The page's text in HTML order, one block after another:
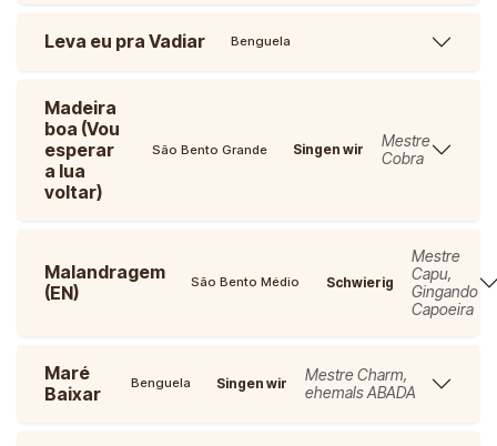
Leva eu pra Vadiar Benguela
Madeira
boa (Vou
esperar
a lua
voltar)
São Bento Grande Singen wir
Mestre
Cobra
Malandragem
(EN)
São Bento Médio Schwierig
Mestre
Capu,
Gingando
Capoeira
Maré
Baixar
Benguela Singen wir
Mestre Charm,
ehemals ABADA